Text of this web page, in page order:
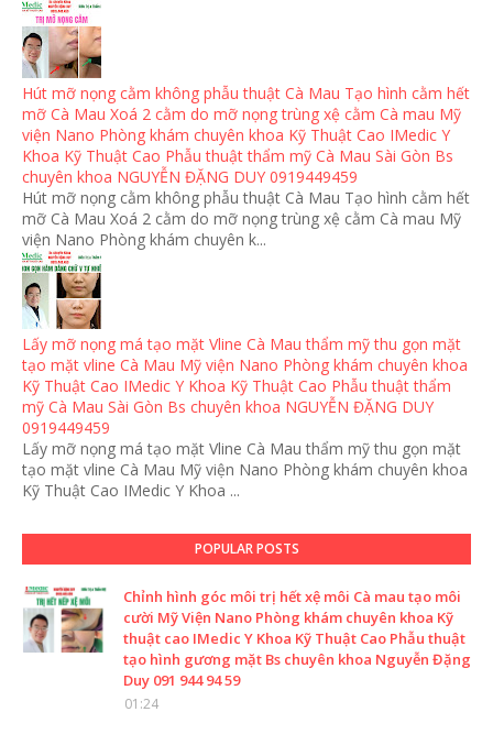
Hút mỡ nọng cằm không phẫu thuật Cà Mau Tạo hình cằm hết
mỡ Cà Mau Xoá 2 cằm do mỡ nọng trùng xệ cằm Cà mau Mỹ
viện Nano Phòng khám chuyên khoa Kỹ Thuật Cao IMedic Y
Khoa Kỹ Thuật Cao Phẫu thuật thẩm mỹ Cà Mau Sài Gòn Bs
chuyên khoa NGUYỄN ĐẶNG DUY 0919449459
Hút mỡ nọng cằm không phẫu thuật Cà Mau Tạo hình cằm hết
mỡ Cà Mau Xoá 2 cằm do mỡ nọng trùng xệ cằm Cà mau Mỹ
viện Nano Phòng khám chuyên k...
Lấy mỡ nọng má tạo mặt Vline Cà Mau thẩm mỹ thu gọn mặt
tạo mặt vline Cà Mau Mỹ viện Nano Phòng khám chuyên khoa
Kỹ Thuật Cao IMedic Y Khoa Kỹ Thuật Cao Phẫu thuật thẩm
mỹ Cà Mau Sài Gòn Bs chuyên khoa NGUYỄN ĐẶNG DUY
0919449459
Lấy mỡ nọng má tạo mặt Vline Cà Mau thẩm mỹ thu gọn mặt
tạo mặt vline Cà Mau Mỹ viện Nano Phòng khám chuyên khoa
Kỹ Thuật Cao IMedic Y Khoa ...
POPULAR POSTS
Chỉnh hình góc môi trị hết xệ môi Cà mau tạo môi
cười Mỹ Viện Nano Phòng khám chuyên khoa Kỹ
thuật cao IMedic Y Khoa Kỹ Thuật Cao Phẫu thuật
tạo hình gương mặt Bs chuyên khoa Nguyễn Đặng
Duy 091 944 94 59
01:24